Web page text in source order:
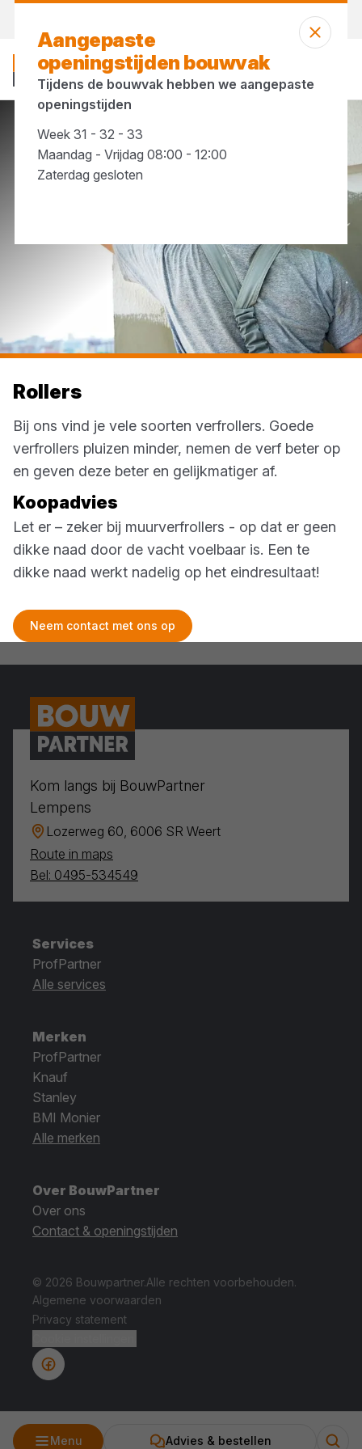
Menu Advies & bestellen
... Rollers
Rollers
Bij ons vind je vele soorten verfrollers. Goede
verfrollers pluizen minder, nemen de verf beter op
en geven deze beter en gelijkmatiger af.
Koopadvies
Let er – zeker bij muurverfrollers - op dat er geen
dikke naad door de vacht voelbaar is. Een te
dikke naad werkt nadelig op het eindresultaat!
Neem contact met ons op
Aangepaste
openingstijden bouwvak
Tijdens de bouwvak hebben we aangepaste
openingstijden
Week 31 - 32 - 33
Maandag - Vrijdag 08:00 - 12:00
Zaterdag gesloten
Kom langs bij BouwPartner
Lempens
Lozerweg 60, 6006 SR Weert
Route in maps
Bel: 0495-534549
Services
ProfPartner
Alle services
Merken
ProfPartner
Knauf
Stanley
BMI Monier
Alle merken
Over BouwPartner
Over ons
Contact & openingstijden
© 2026 Bouwpartner.Alle rechten voorbehouden.
Algemene voorwaarden
Privacy statement